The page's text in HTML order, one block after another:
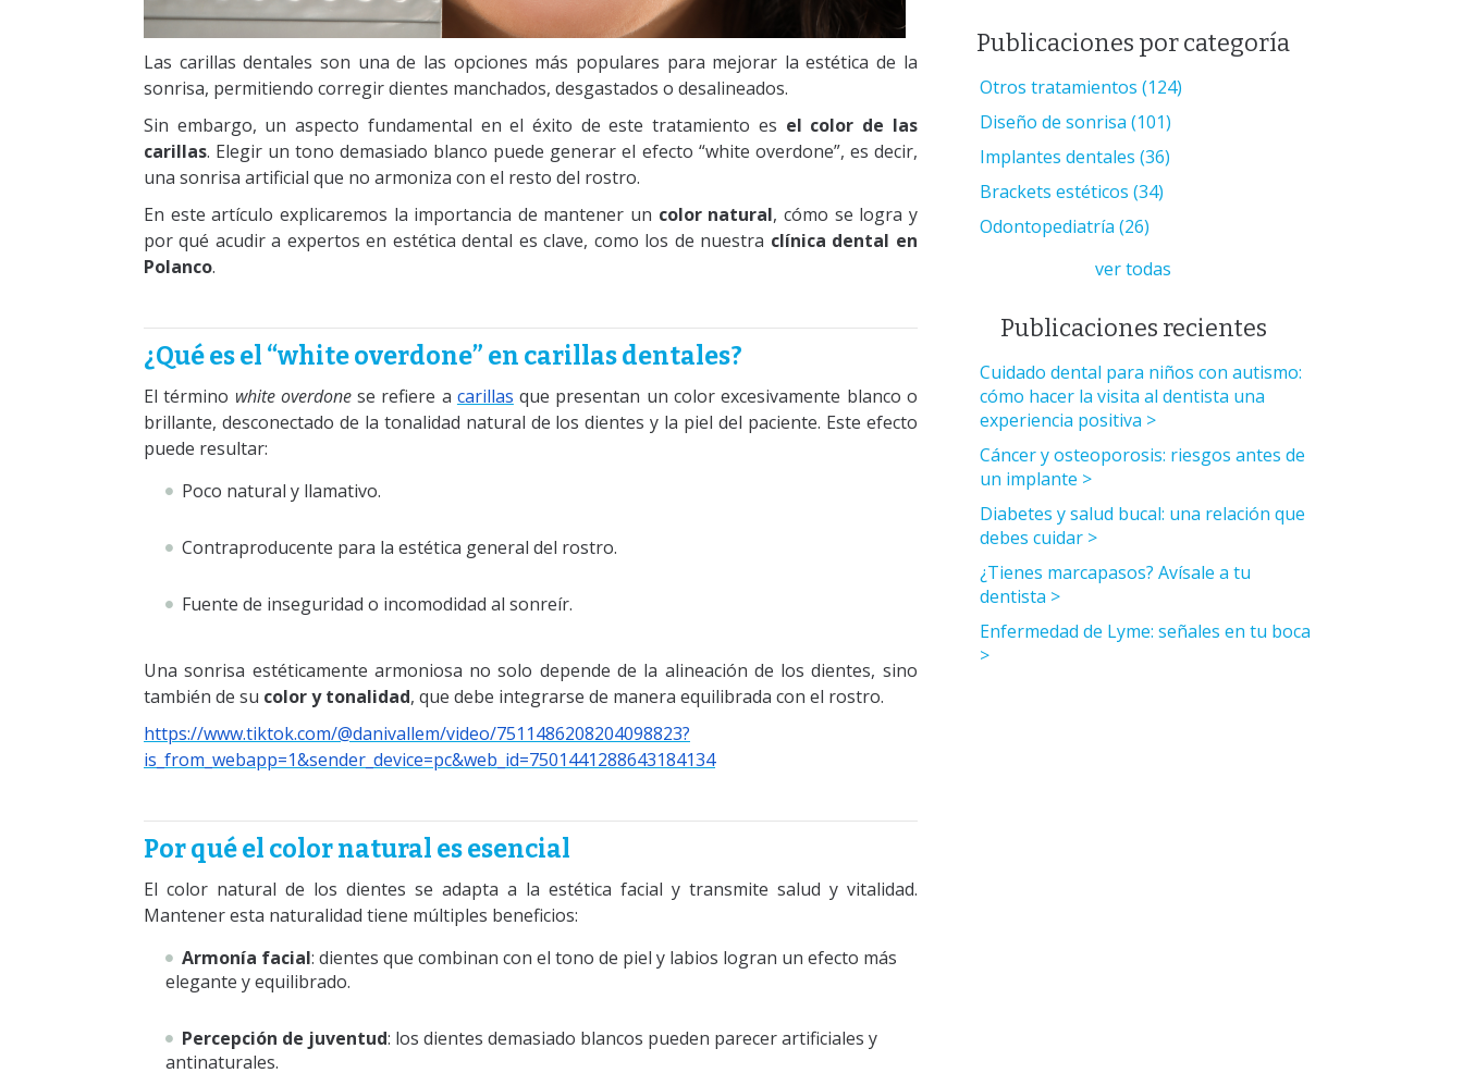
Las carillas dentales son una de las opciones más populares para mejorar la estética de la
sonrisa, permitiendo corregir dientes manchados, desgastados o desalineados.
Sin embargo, un aspecto fundamental en el éxito de este tratamiento es el color de las
carillas. Elegir un tono demasiado blanco puede generar el efecto “white overdone”, es decir,
una sonrisa artificial que no armoniza con el resto del rostro.
En este artículo explicaremos la importancia de mantener un color natural, cómo se logra y
por qué acudir a expertos en estética dental es clave, como los de nuestra clínica dental en
Polanco.
¿Qué es el “white overdone” en carillas dentales?
El término white overdonese refiere a carillas que presentan un color excesivamente blanco o
brillante, desconectado de la tonalidad natural de los dientes y la piel del paciente. Este efecto
puede resultar:
Poco natural y llamativo.
Contraproducente para la estética general del rostro.
Fuente de inseguridad o incomodidad al sonreír.
Una sonrisa estéticamente armoniosa no solo depende de la alineación de los dientes, sino
también de su color y tonalidad, que debe integrarse de manera equilibrada con el rostro.
https://www.tiktok.com/@danivallem/video/7511486208204098823?
is_from_webapp=1&sender_device=pc&web_id=7501441288643184134
Por qué el color natural es esencial
El color natural de los dientes se adapta a la estética facial y transmite salud y vitalidad.
Mantener esta naturalidad tiene múltiples beneficios:
Armonía facial: dientes que combinan con el tono de piel y labios logran un efecto más
elegante y equilibrado.
Percepción de juventud: los dientes demasiado blancos pueden parecer artificiales y
antinaturales.
Publicaciones por categoría
Otros tratamientos(124)
Diseño de sonrisa(101)
Implantes dentales(36)
Brackets estéticos(34)
Odontopediatría(26)
ver todas
Publicaciones recientes
Cuidado dental para niños con autismo:
cómo hacer la visita al dentista una
experiencia positiva
Cáncer y osteoporosis: riesgos antes de
un implante
Diabetes y salud bucal: una relación que
debes cuidar
¿Tienes marcapasos? Avísale a tu
dentista
Enfermedad de Lyme: señales en tu boca